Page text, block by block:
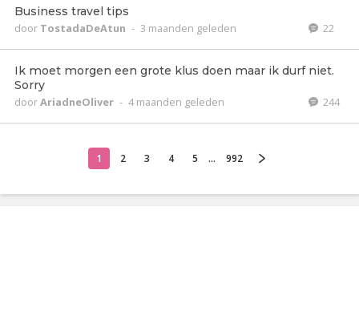
Business travel tips
door TostadaDeAtun - 3 maanden geleden 22
Ik moet morgen een grote klus doen maar ik durf niet.
Sorry
doorAriadneOliver - 4 maanden geleden 244
1 2 3 4 5 ... 992